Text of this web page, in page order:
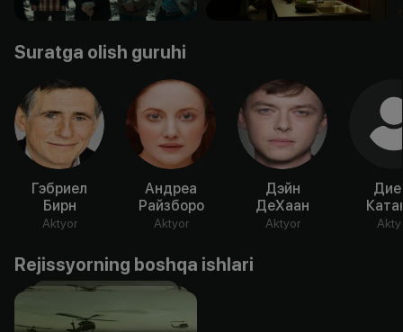
Suratga olish guruhi
Гэбриел
Бирн
Aktyor
Андреа
Райзборо
Aktyor
Дэйн
ДеХаан
Aktyor
Rejissyorning boshqa ishlari